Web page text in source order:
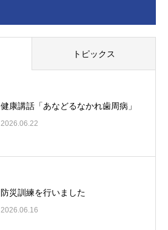
トピックス
健康講話「あなどるなかれ歯周病」
2026.06.22
防災訓練を行いました
2026.06.16